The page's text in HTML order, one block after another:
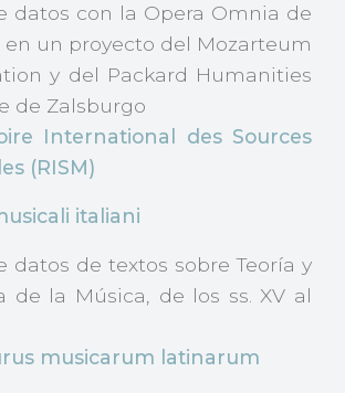
datos con la Opera Omnia de
en un proyecto del Mozarteum
y del Packard Humanities
de Zalsburgo
International des Sources
(RISM)
italiani
datos de textos sobre Teoría y
de la Música, de los ss. XV al
musicarum latinarum